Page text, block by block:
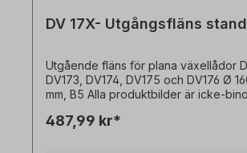
DV 17X- Utgångsfläns
Utgående fläns för plana växellådor
DV173, DV174, DV175 och DV176 Ø
mm, B5 Alla produktbilder är icke-
487,99 kr*